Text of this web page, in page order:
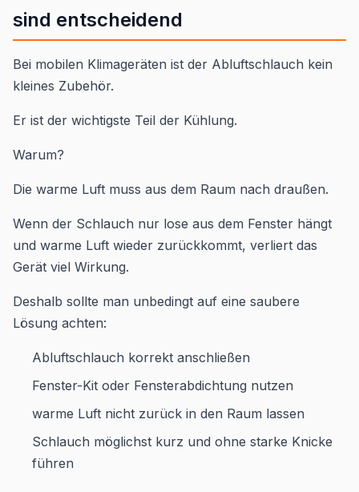
sind entscheidend
Bei mobilen Klimageräten ist der Abluftschlauch kein
kleines Zubehör.
Er ist der wichtigste Teil der Kühlung.
Warum?
Die warme Luft muss aus dem Raum nach draußen.
Wenn der Schlauch nur lose aus dem Fenster hängt
und warme Luft wieder zurückkommt, verliert das
Gerät viel Wirkung.
Deshalb sollte man unbedingt auf eine saubere
Lösung achten:
Abluftschlauch korrekt anschließen
Fenster-Kit oder Fensterabdichtung nutzen
warme Luft nicht zurück in den Raum lassen
Schlauch möglichst kurz und ohne starke Knicke
führen